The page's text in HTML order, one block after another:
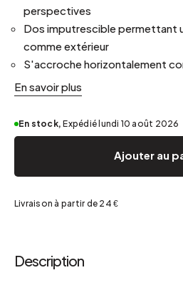
perspectives
Dos imputrescible permettant
comme extérieur
S'accroche horizontalement
En savoir plus
En stock, Expédié lundi 10 août 2026
Ajouter au
Livraison à partir de 24 €
Description